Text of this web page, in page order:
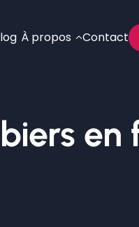
À propos Contact
en